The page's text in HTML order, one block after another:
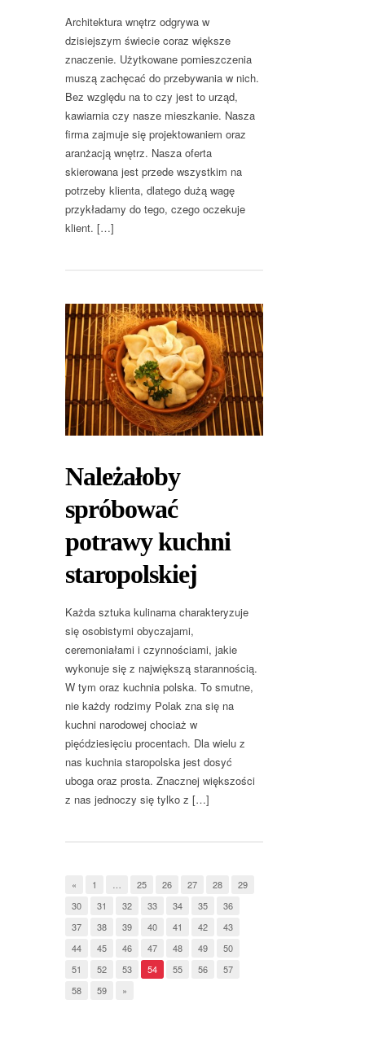
Architektura wnętrz odgrywa w
dzisiejszym świecie coraz większe
znaczenie. Użytkowane pomieszczenia
muszą zachęcać do przebywania w nich.
Bez względu na to czy jest to urząd,
kawiarnia czy nasze mieszkanie. Nasza
firma zajmuje się projektowaniem oraz
aranżacją wnętrz. Nasza oferta
skierowana jest przede wszystkim na
potrzeby klienta, dlatego dużą wagę
przykładamy do tego, czego oczekuje
klient. […]
Należałoby
spróbować
potrawy kuchni
staropolskiej
Każda sztuka kulinarna charakteryzuje
się osobistymi obyczajami,
ceremoniałami i czynnościami, jakie
wykonuje się z największą starannością.
W tym oraz kuchnia polska. To smutne,
nie każdy rodzimy Polak zna się na
kuchni narodowej chociaż w
pięćdziesięciu procentach. Dla wielu z
nas kuchnia staropolska jest dosyć
uboga oraz prosta. Znacznej większości
z nas jednoczy się tylko z […]
« 1 25 26 27 28
29
30
31 32 33 34 35
36
37
38 39 40 41 42
43
44
45 46 47 48 49
50
51
52 53 54 55 56
57
58
59 »